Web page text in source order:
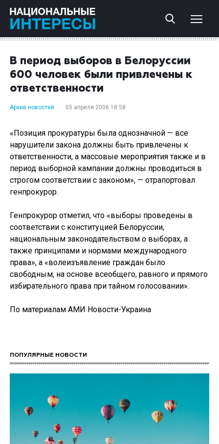
В период выборов в Белоруссии
600 человек были привлечены к
ответственности
Архив новостей 05 апреля 2006 18:58
«Позиция прокуратуры была однозначной — все
нарушители закона должны быть привлечены к
ответственности, а массовые мероприятия также и в
период выборной кампании должны проводиться в
строгом соответствии с законом», — отрапортовал
генпрокурор.
Генпрокурор отметил, что «выборы проведены в
соответствии с конституцией Белоруссии,
национальным законодательством о выборах, а
также принципами и нормами международного
права», а «волеизъявление граждан было
свободным, на основе всеобщего, равного и прямого
избирательного права при тайном голосовании».
По материалам АМИ Новости-Украина
ПОПУЛЯРНЫЕ НОВОСТИ